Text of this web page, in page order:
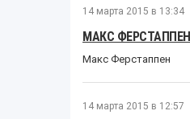
14 марта 2015 в 13:34
МАКС
Макс Ферстаппен
14 марта 2015 в 12:57